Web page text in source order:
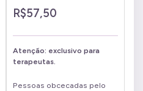
R$57,50
Atenção: exclusivo para
terapeutas.
Pessoas obcecadas pelo